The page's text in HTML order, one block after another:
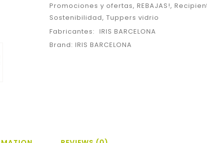
Promociones y ofertas, REBAJAS!,
Sostenibilidad, Tuppers vidrio
Fabricantes: IRIS BARCELONA
Brand: IRIS BARCELONA